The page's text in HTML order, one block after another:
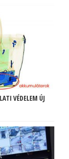
VÉDELEM ÚJ